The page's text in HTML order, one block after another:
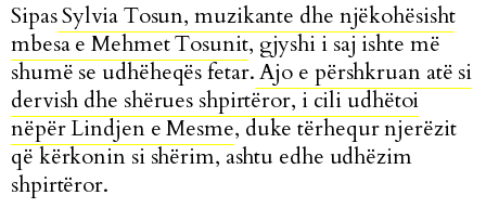
SipasSylvia Tosun, muzikante dhe njëkohësisht
mbesa e Mehmet Tosunit, gjyshi i saj ishte më
shumë se udhëheqës fetar. Ajo e përshkruan atë si
dervish dhe shërues shpirtëror, i cili udhëtoi
nëpër Lindjen e Mesme, duke tërhequr njerëzit
që kërkonin si shërim, ashtu edhe udhëzim
shpirtëror.